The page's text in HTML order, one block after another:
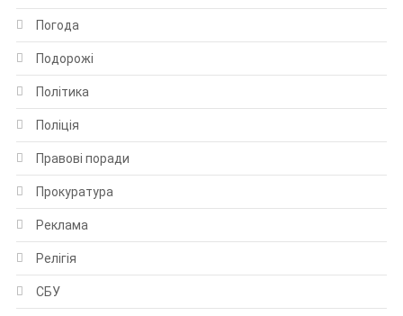
Погода
Подорожі
Політика
Поліція
Правові поради
Прокуратура
Реклама
Релігія
СБУ